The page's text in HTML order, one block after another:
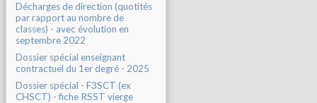
Décharges de direction (quotités
par rapport au nombre de
classes) - avec évolution en
septembre 2022
Dossier spécial enseignant
contractuel du 1er degré - 2025
Dossier spécial - F3SCT (ex
CHSCT) - fiche RSST vierge